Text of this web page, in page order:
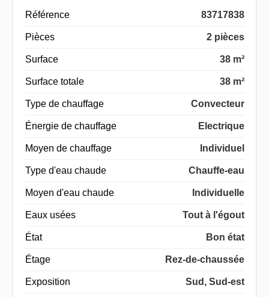
Référence 83717838
Pièces 2 pièces
Surface 38 m²
Surface totale 38 m²
Type de chauffage Convecteur
Énergie de chauffage Electrique
Moyen de chauffage Individuel
Type d'eau chaude Chauffe-eau
Moyen d'eau chaude Individuelle
Eaux usées Tout à l'égout
État Bon état
Étage Rez-de-chaussée
Exposition Sud, Sud-est